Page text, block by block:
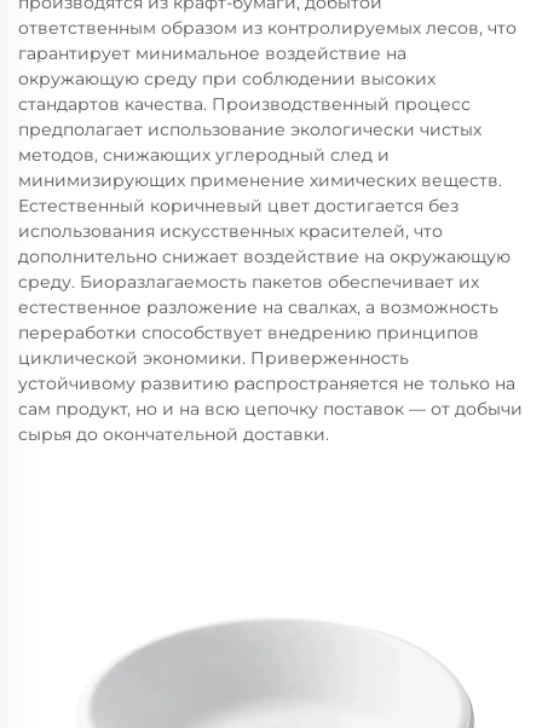
ответственным образом из контролируемых лесов, что
гарантирует минимальное воздействие на
окружающую среду при соблюдении высоких
стандартов качества. Производственный процесс
предполагает использование экологически чистых
методов, снижающих углеродный след и
минимизирующих применение химических веществ.
Естественный коричневый цвет достигается без
использования искусственных красителей, что
дополнительно снижает воздействие на окружающую
среду. Биоразлагаемость пакетов обеспечивает их
естественное разложение на свалках, а возможность
переработки способствует внедрению принципов
циклической экономики. Приверженность
устойчивому развитию распространяется не только на
сам продукт, но и на всю цепочку поставок — от добычи
сырья до окончательной доставки.